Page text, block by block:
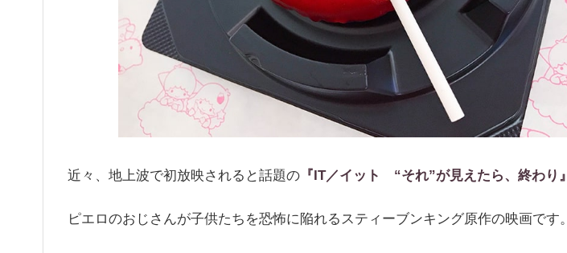
近々、地上波で初放映されると話題の 『IT／イット “それ”が見えたら、終わり』
ピエロのおじさんが子供たちを恐怖に陥れるスティーブンキング原作の映画です。